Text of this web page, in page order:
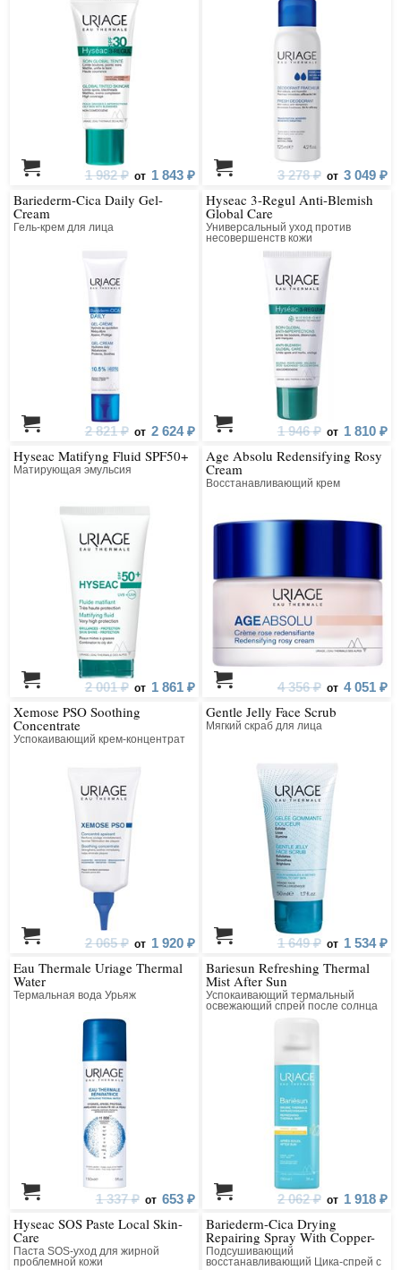
1 982 ₽ от 1 843 ₽ 3 278 ₽ от 3 049 ₽
Bariederm-Cica Daily Gel-
Cream
Гель-крем для лица
2 821 ₽ от 2 624 ₽
Hyseac 3-Regul Anti-Blemish
Global Care
Универсальный уход против
несовершенств кожи
1 946 ₽ от 1 810 ₽
Hyseac Matifyng Fluid SPF50+
Матирующая эмульсия
2 001 ₽ от 1 861 ₽
Age Absolu Redensifying Rosy
Cream
Восстанавливающий крем
4 356 ₽ от 4 051 ₽
Xemose PSO Soothing
Concentrate
Успокаивающий крем-концентрат
2 065 ₽ от 1 920 ₽
Gentle Jelly Face Scrub
Мягкий скраб для лица
1 649 ₽ от 1 534 ₽
Eau Thermale Uriage Thermal
Water
Термальная вода Урьяж
1 337 ₽ от 653 ₽
Bariesun Refreshing Thermal
Mist After Sun
Успокаивающий термальный
освежающий спрей после солнца
2 062 ₽ от 1 918 ₽
Hyseac SOS Paste Local Skin-
Care
Паста SOS-уход для жирной
проблемной кожи
Bariederm-Cica Drying
Repairing Spray With Copper-
Zinc
Подсушивающий
восстанавливающий Цика-спрей с